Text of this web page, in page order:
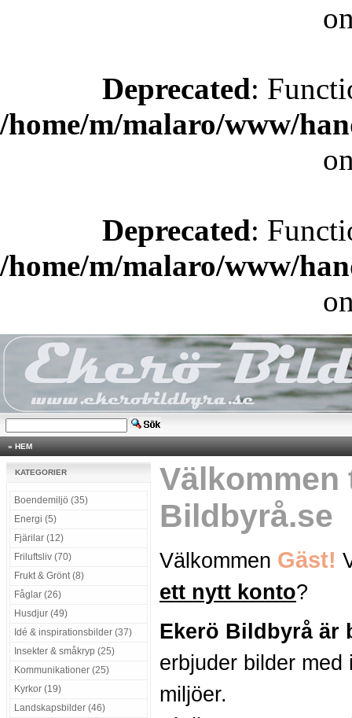
Deprecated:
/home/m/malaro/www/
Deprecated:
/home/m/malaro/www/
» HEM
KATEGORIER
Boendemiljö (35)
Energi (5)
Fjärilar (12)
Friluftsliv (70)
Frukt & Grönt (8)
Fåglar (26)
Husdjur (49)
Idé & inspirationsbilder (37)
Insekter & småkryp (25)
Kommunikationer (25)
Kyrkor (19)
Landskapsbilder (46)
Välkommen
Bildbyrå.se
Välkommen Gäst!
ett nytt konto?
Ekerö Bildbyrå är
erbjuder bilder
miljöer.